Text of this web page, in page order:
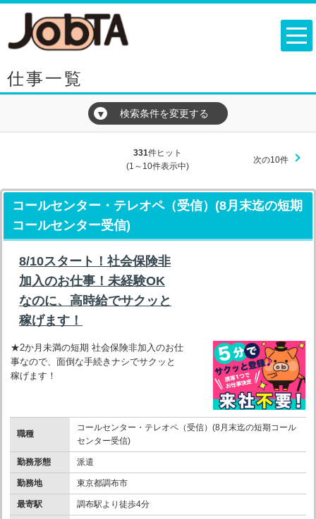
仕事一覧
▼ 検索条件を変更する
331件ヒット
(1～10件表示中)
次の10件
コールセンター・テレオペ（受信）(8月末迄の短期
コールセンター受信)
8/10スタート！社会保険非
加入のお仕事！未経験OK
なのに、高時給でサクッと
稼げます！
★2か月未満の短期 社会保険非加入のお仕
事なので、面倒な手続きナシでサクッと
稼げます！
職種
コールセンター・テレオペ（受信）(8月末迄の短期コール
センター受信)
勤務形態 派遣
勤務地 東京都調布市
最寄駅 調布駅より徒歩4分